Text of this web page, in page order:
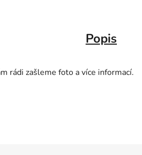
Popis
rádi zašleme foto a více informací.